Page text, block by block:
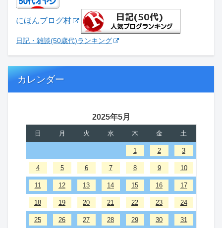
にほんブログ村
日記・雑談(50歳代)ランキング
カレンダー
2025年5月
日 月 火 水 木 金 土
1 2 3
4 5 6 7 8 9 10
11 12 13 14 15 16 17
18 19 20 21 22 23 24
25 26 27 28 29 30 31